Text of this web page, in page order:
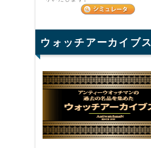
ウォッチアーカイブス